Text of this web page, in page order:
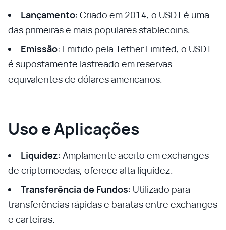
Lançamento: Criado em 2014, o USDT é uma
das primeiras e mais populares stablecoins.
Emissão: Emitido pela Tether Limited, o USDT
é supostamente lastreado em reservas
equivalentes de dólares americanos.
Uso e Aplicações
Liquidez: Amplamente aceito em exchanges
de criptomoedas, oferece alta liquidez.
Transferência de Fundos: Utilizado para
transferências rápidas e baratas entre exchanges
e carteiras.